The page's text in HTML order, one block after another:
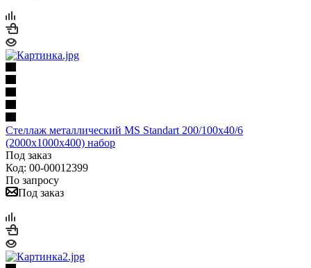
Стеллаж металлический MS Standart 200/100x40/6
(2000x1000x400) набор
Под заказ
Код: 00-00012399
По запросу
Под заказ